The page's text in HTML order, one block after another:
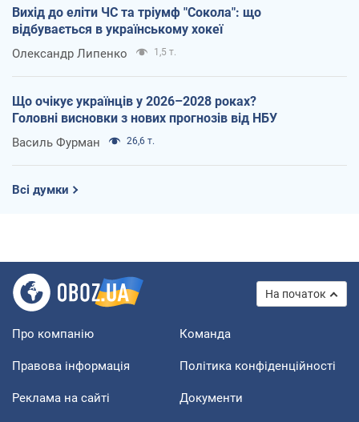
Вихід до еліти ЧС та тріумф "Сокола": що
відбувається в українському хокеї
Олександр Липенко 1,5 т.
Що очікує українців у 2026–2028 роках?
Головні висновки з нових прогнозів від НБУ
Василь Фурман 26,6 т.
Всі думки
На початок
Про компанію Команда
Правова інформація Політика конфіденційності
Реклама на сайті Документи